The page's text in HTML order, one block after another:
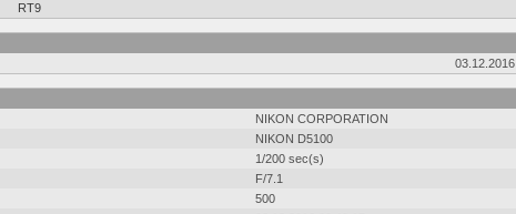
RT9
03.12.2016
NIKON CORPORATION
NIKON D5100
1/200 sec(s)
F/7.1
500